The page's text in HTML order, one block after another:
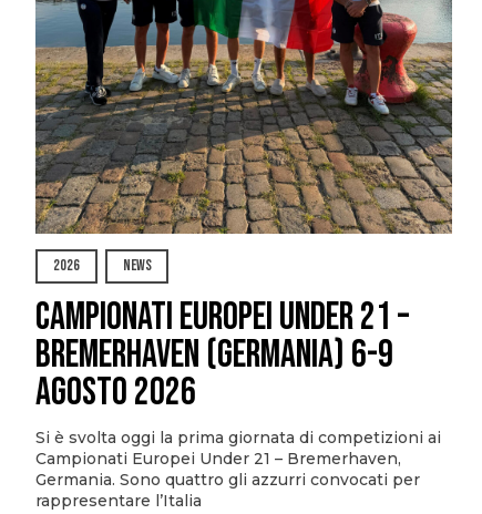
2026
NEWS
Campionati Europei Under 21 –
Bremerhaven (Germania) 6-9
agosto 2026
Si è svolta oggi la prima giornata di competizioni ai
Campionati Europei Under 21 – Bremerhaven,
Germania. Sono quattro gli azzurri convocati per
rappresentare l’Italia